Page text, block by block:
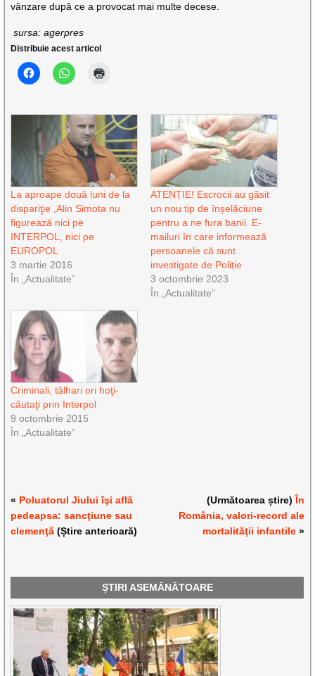
vânzare după ce a provocat mai multe decese.
sursa: agerpres
Distribuie acest articol
La aproape două luni de la
dispariţie ,Alin Simota nu
figurează nici pe
INTERPOL, nici pe
EUROPOL
3 martie 2016
În „Actualitate”
ATENȚIE! Escrocii au găsit
un nou tip de înșelăciune
pentru a ne fura banii. E-
mailuri în care informează
persoanele că sunt
investigate de Poliție
3 octombrie 2023
În „Actualitate”
Criminali, tâlhari ori hoţi-
căutaţi prin Interpol
9 octombrie 2015
În „Actualitate”
« Poluatorul Jiului îşi află
pedeapsa: sancţiune sau
clemenţă (Știre anterioară)
(Următoarea știre) În
România, valori-record ale
mortalităţii infantile»
ȘTIRI ASEMĂNĂTOARE